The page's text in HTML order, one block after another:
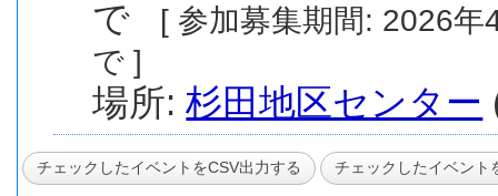
[ 参加募集期間: 2026年4月9日(木) から 2026年5月7日(木) ま
で ]
場所:杉田地区センター